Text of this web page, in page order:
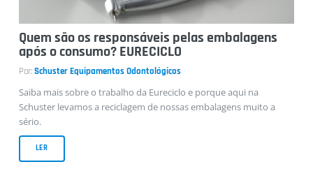
Quem são os responsáveis pelas embalagens
após o consumo? EURECICLO
Por:Schuster Equipamentos Odontológicos
Saiba mais sobre o trabalho da Eureciclo e porque aqui na
Schuster levamos a reciclagem de nossas embalagens muito a
sério.
LER